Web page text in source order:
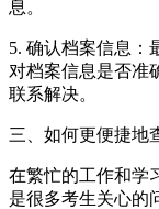
息。
5. 确认档案信息：
对档案信息是否准
联系解决。
三、如何更便捷地
在繁忙的工作和学
是很多考生关心的